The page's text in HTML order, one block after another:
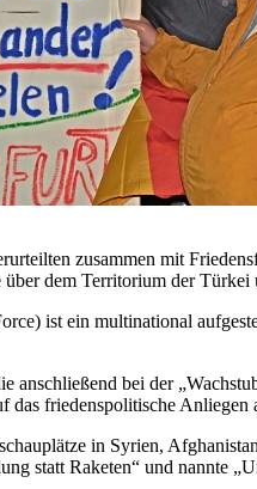
zusammen mit
dem Territorium der
ist ein multinational
bei der
das friedenspolitische Anliegen
in Syrien,
statt Raketen“ und nannte